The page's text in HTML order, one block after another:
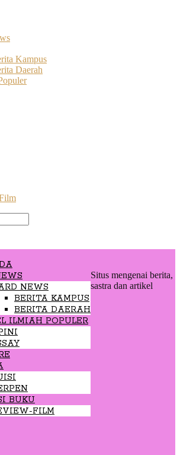
Kampus
Daerah
NEWS
BERITA KAMPUS
BERITA DAERAH
ILMIAH POPULER
BUKU
FILM
Situs mengenai berita,
sastra dan artikel